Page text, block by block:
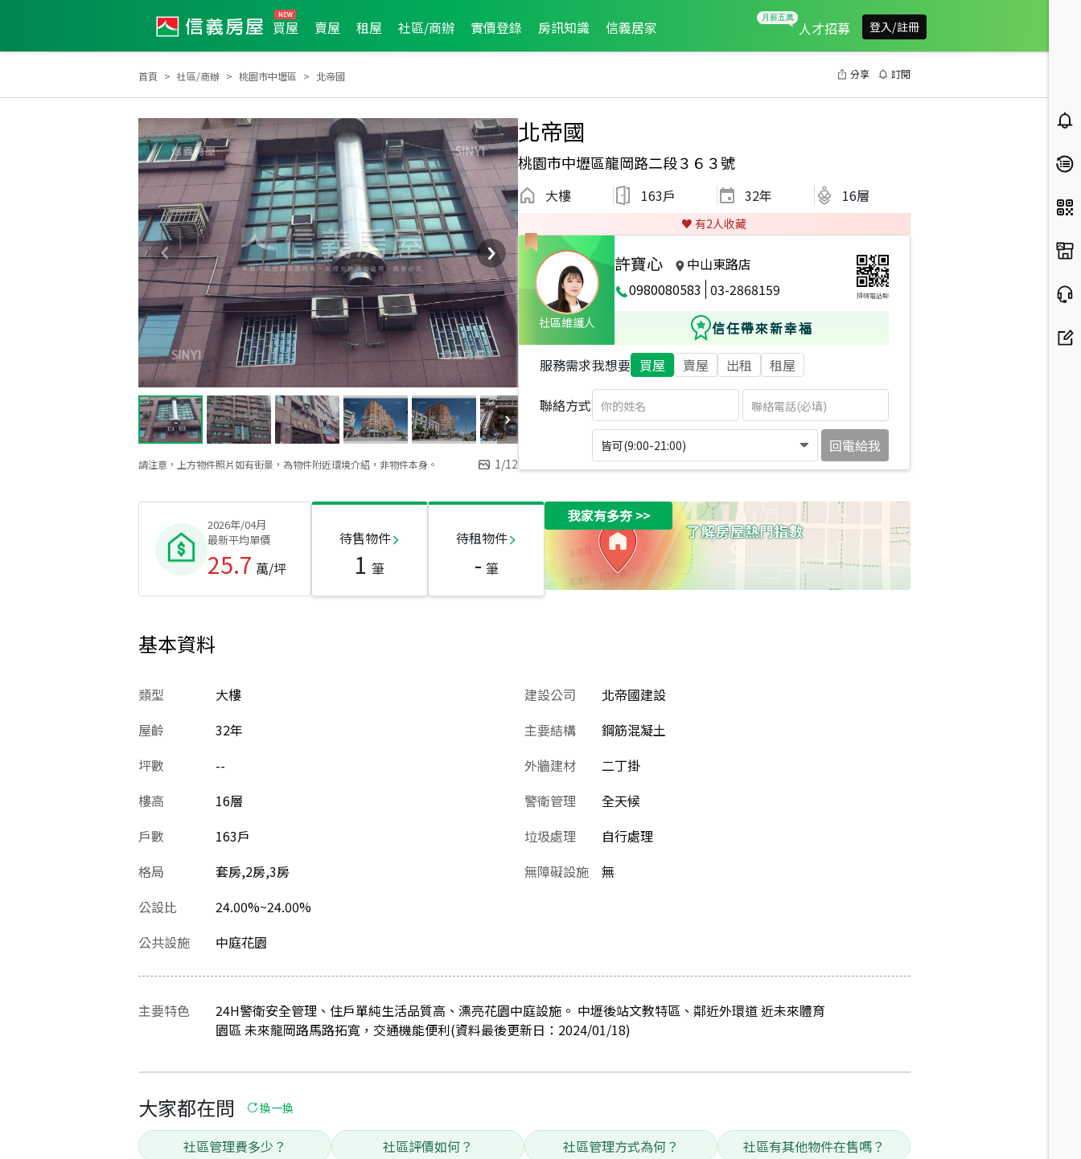
買屋 賣屋 租屋 社區/商辦 實價登錄 房訊知識 信義居家 人才招募 登入/註冊
首頁 社區/商辦 桃園市中壢區 北帝國 分享 訂閱
請注意，上方物件照片如有街景，為物件附近環境介紹，非物件本身。 1/12
北帝國
桃園市中壢區龍岡路二段３６３號
大樓 163戶 32年 16層
♥️ 有2人收藏
社區維護人
許寶心
中山東路店
0980080583 03-2868159 掃碼電話聊
信任帶來新幸福
服務需求我想要 買屋 賣屋 出租 租屋
聯絡方式
皆可(9:00-21:00) 回電給我
2026年/04月
最新平均單價
25.7 萬/坪
待售物件
1 筆
待租物件
- 筆
我家有多夯>>
基本資料
類型
大樓
屋齡
32年
坪數
--
樓高
16層
戶數
163戶
格局
套房,2房,3房
公設比
24.00%~24.00%
建設公司
北帝國建設
主要結構
鋼筋混凝土
外牆建材
二丁掛
警衛管理
全天候
垃圾處理
自行處理
無障礙設施
無
公共設施 中庭花園
主要特色
24H警衛安全管理、住戶單純生活品質高、漂亮花園中庭設施。 中壢後站文教特區、鄰近外環道 近未來體育
園區 未來龍岡路馬路拓寬，交通機能便利(資料最後更新日：2024/01/18)
大家都在問 換一換
社區管理費多少？ 社區評價如何？ 社區管理方式為何？ 社區有其他物件在售嗎？